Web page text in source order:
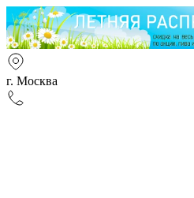
г. Москва